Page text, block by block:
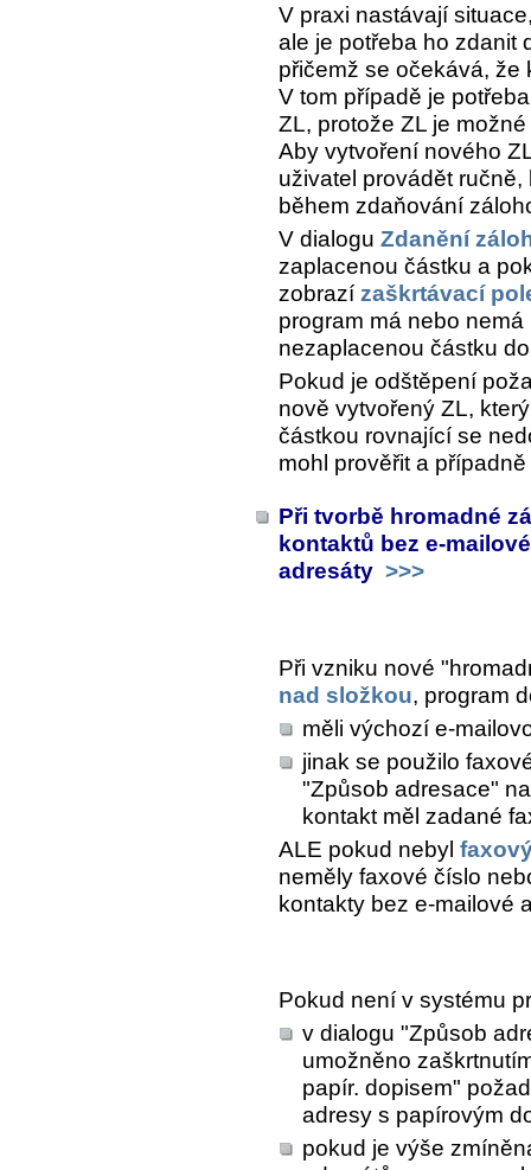
V praxi nastávají
ale je potřeba ho zdanit
přičemž se očekává,
V tom případě je
ZL, protože ZL je
Aby vytvoření nového
uživatel provádět
během zdaňování
V dialogu Zdanění
zaplacenou částku a
zobrazí zaškrtávací
program má nebo
nezaplacenou částku
Pokud je odštěpení
nově vytvořený ZL,
částkou rovnající se
mohl prověřit a
Při tvorbě hromadné
kontaktů bez e-
adresáty >>>
Při vzniku nové
nad složkou, program
měli výchozí e-
jinak se použilo
"Způsob adresace"
kontakt měl zadané
ALE pokud nebyl
neměly faxové číslo
kontakty bez e-mailové
Pokud není v systému
v dialogu "Způsob
umožněno
papír. dopisem"
adresy s papírovým
pokud je výše